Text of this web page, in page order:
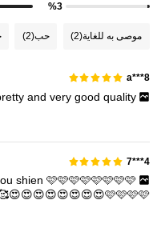
%3
موصى به للغاية(2) حب(2)
a***8
andverygoodquality
4***7
shien🩷🩷🩷🩷🩷🩷🩷🩷